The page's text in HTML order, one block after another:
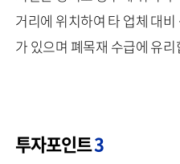
거리에 위치하여 타 업체 대
가 있으며 폐목재 수급에 유리
투자포인트3